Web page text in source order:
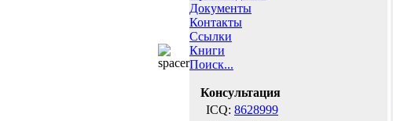
Документы
Контакты
Ссылки
Книги
Поиск...
Консультация
ICQ: 8628999